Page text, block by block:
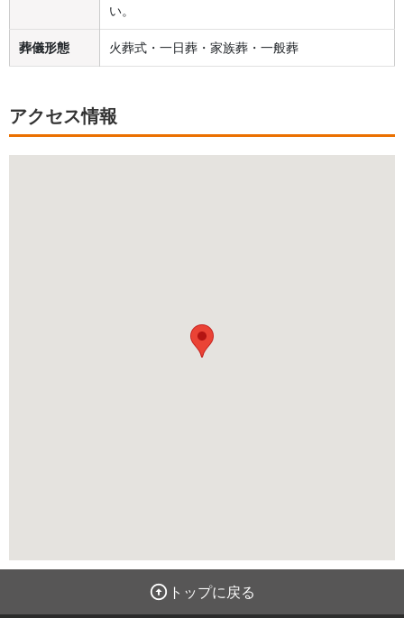
い。
葬儀形態 火葬式・一日葬・家族葬・一般葬
アクセス情報
トップに戻る